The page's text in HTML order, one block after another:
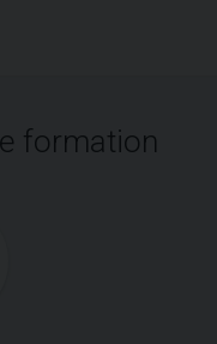
formation